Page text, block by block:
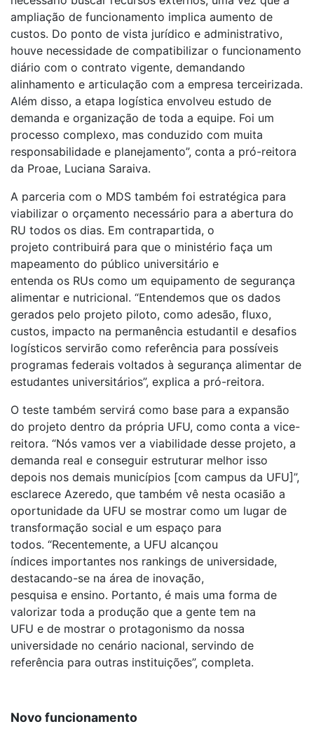
ampliação de funcionamento implica aumento de
custos. Do ponto de vista jurídico e administrativo,
houve necessidade de compatibilizar o funcionamento
diário com o contrato vigente, demandando
alinhamento e articulação com a empresa terceirizada.
Além disso, a etapa logística envolveu estudo de
demanda e organização de toda a equipe. Foi um
processo complexo, mas conduzido com muita
responsabilidade e planejamento”, conta a pró-reitora
da Proae, Luciana Saraiva.
A parceria com o MDS também foi estratégica para
viabilizar o orçamento necessário para a abertura do
RU todos os dias. Em contrapartida, o
projeto contribuirá para que o ministério faça um
mapeamento do público universitário e
entenda os RUs como um equipamento de segurança
alimentar e nutricional. “Entendemos que os dados
gerados pelo projeto piloto, como adesão, fluxo,
custos, impacto na permanência estudantil e desafios
logísticos servirão como referência para possíveis
programas federais voltados à segurança alimentar de
estudantes universitários”, explica a pró-reitora.
O teste também servirá como base para a expansão
do projeto dentro da própria UFU, como conta a vice-
reitora. “Nós vamos ver a viabilidade desse projeto, a
demanda real e conseguir estruturar melhor isso
depois nos demais municípios [com campus da UFU]”,
esclarece Azeredo, que também vê nesta ocasião a
oportunidade da UFU se mostrar como um lugar de
transformação social e um espaço para
todos. “Recentemente, a UFU alcançou
índices importantes nos rankings de universidade,
destacando-se na área de inovação,
pesquisa e ensino. Portanto, é mais uma forma de
valorizar toda a produção que a gente tem na
UFU e de mostrar o protagonismo da nossa
universidade no cenário nacional, servindo de
referência para outras instituições”, completa.
Novo funcionamento